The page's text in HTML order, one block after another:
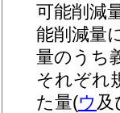
可能削減
能削減量
量のうち
それぞれ
た量(ウ 及